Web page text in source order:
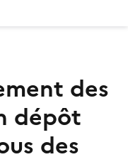
des
dépôt
des